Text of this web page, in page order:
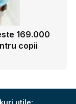
169.000
copii